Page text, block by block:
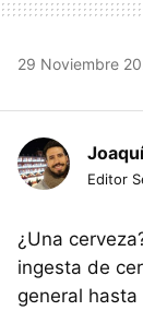
29 Noviembre
Editor
¿Una
ingesta de
general